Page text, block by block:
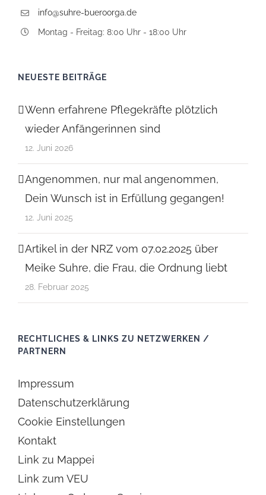
info@suhre-bueroorga.de
Montag - Freitag: 8:00 Uhr - 18:00 Uhr
NEUESTE BEITRÄGE
Wenn erfahrene Pflegekräfte plötzlich
wieder Anfängerinnen sind
12. Juni 2026
Angenommen, nur mal angenommen,
Dein Wunsch ist in Erfüllung gegangen!
12. Juni 2025
Artikel in der NRZ vom 07.02.2025 über
Meike Suhre, die Frau, die Ordnung liebt
28. Februar 2025
RECHTLICHES & LINKS ZU NETZWERKEN /
PARTNERN
Impressum
Datenschutzerklärung
Cookie Einstellungen
Kontakt
Link zu Mappei
Link zum VEU